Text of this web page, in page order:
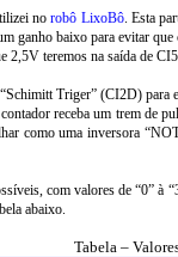
norobô LixoBô. Esta
ganho baixo para evitar
2,5V teremos na saída de
Triger” (CI2D) para
receba um trem
como uma inversora
com valores de “0” à
abaixo.
Tabela –